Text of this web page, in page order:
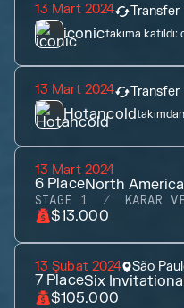
13 Mart 2024 Transfer
iconictakıma katıldı:
13 Mart 2024 Transfer
Hotancoldtakımdan
13 Mart 2024
6 PlaceNorth
STAGE 1 KARAR
$13.000
13 Şubat 2024 São
7 PlaceSix
$105.000